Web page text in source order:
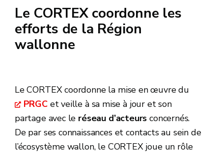
Le CORTEX coordonne les
efforts de la Région
wallonne
Le CORTEX coordonne la mise en œuvre du
PRGCet veille à sa mise à jour et son
partage avec le réseau d’acteurs concernés.
De par ses connaissances et contacts au sein de
l’écosystème wallon, le CORTEX joue un rôle